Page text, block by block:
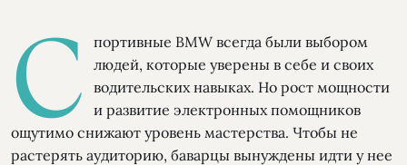
С
портивные BMW всегда были выбором
людей, которые уверены в себе и своих
водительских навыках. Но рост мощности
и развитие электронных помощников
ощутимо снижают уровень мастерства. Чтобы не
растерять аудиторию, баварцы вынуждены идти у нее